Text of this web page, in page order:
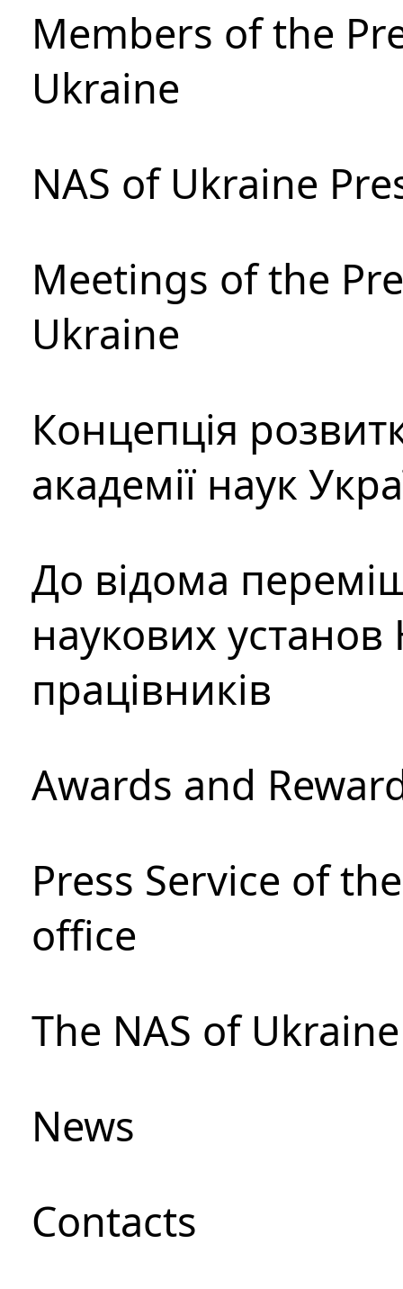
Members of the
Ukraine
NAS of Ukraine
Meetings of the
Ukraine
Концепція
академії наук
До відома
наукових установ
працівників
Awards and
Press Service of
office
The NAS of
News
Сontacts